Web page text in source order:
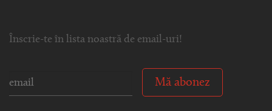
Înscrie-te în lista noastră de email-uri!
Mă abonez